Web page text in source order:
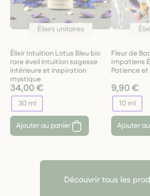
Élixirs unitaires
Élixir Intuition Lotus Bleu bio
rare éveil intuition sagesse
intérieure et inspiration
mystique
34,00 €
30 ml
Ajouter au panier
Fleur de
Impatiens
Patience
9,90 €
10 ml
Ajouter
Découvrir tous les